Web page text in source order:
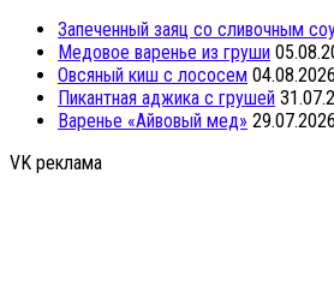
Запеченный заяц со сливочным
Медовое варенье из груши
Овсяный киш с лососем 04.08.2026
Пикантная аджика с грушей
Варенье «Айвовый мед» 29.07.2026
VK реклама